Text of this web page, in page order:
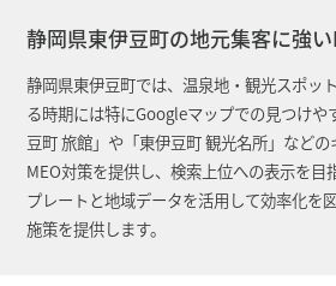
静岡県東伊豆町の地元集客に強
静岡県東伊豆町では、温泉地・観光スポッ
る時期には特にGoogleマップでの見つけや
豆町 旅館」や「東伊豆町 観光名所」など
MEO対策を提供し、検索上位への表示を目
プレートと地域データを活用して効率化を
施策を提供します。